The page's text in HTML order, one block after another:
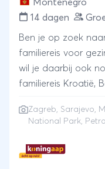
Montenegro
14 dagen
Ben je op zoek
familiereis voor
wil je daarbij ook
familiereis Kroatië,
Zagreb, de
maken met hun
wateren en ruige
Zagreb, Sarajevo,
National Park,